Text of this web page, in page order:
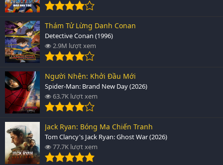
Thám Tử Lừng Danh Conan
Detective Conan (1996)
2.9M lượt xem
Người Nhện: Khởi Đầu Mới
Spider-Man: Brand New Day (2026)
63.7K lượt xem
Jack Ryan: Bóng Ma Chiến Tranh
Tom Clancy's Jack Ryan: Ghost War (2026)
77.7K lượt xem